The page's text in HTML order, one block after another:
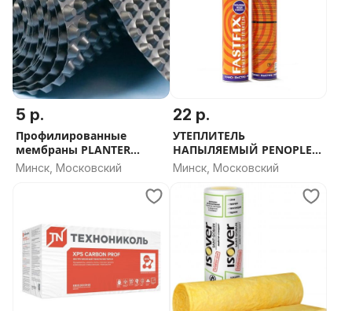
5 р.
Профилированные
мембраны PLANTER
PLASTGUARD
Минск, Московский
22 р.
УТЕПЛИТЕЛЬ
НАПЫЛЯЕМЫЙ PENOPLEX
FASTFIX - СКИДКА ОТ
ОБЬЕМА
Минск, Московский